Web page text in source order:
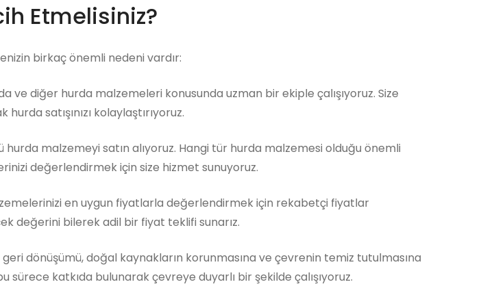
Etmelisiniz?
birkaç önemli nedeni vardır:
ve diğer hurda malzemeleri konusunda uzman bir ekiple çalışıyoruz. Size
satışınızı kolaylaştırıyoruz.
hurda malzemeyi satın alıyoruz. Hangi tür hurda malzemesi olduğu önemli
değerlendirmek için size hizmet sunuyoruz.
en uygun fiyatlarla değerlendirmek için rekabetçi fiyatlar
değerini bilerek adil bir fiyat teklifi sunarız.
dönüşümü, doğal kaynakların korunmasına ve çevrenin temiz tutulmasına
sürece katkıda bulunarak çevreye duyarlı bir şekilde çalışıyoruz.